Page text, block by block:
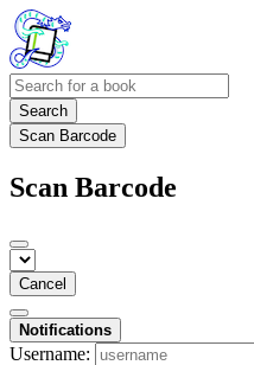
Search
Scan Barcode
Scan Barcode
Cancel
Notifications
Username: